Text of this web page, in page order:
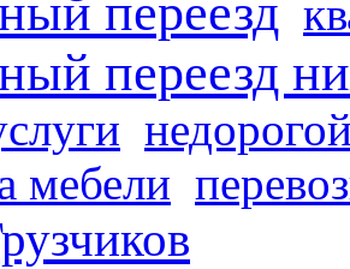
переезд
переезд
мебели